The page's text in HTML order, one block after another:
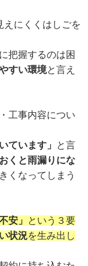
えにくくはしごを
把握するのは困
すい環境と言え
工事内容につい
ています」 と言
おくと雨漏りにな
くなってしまう
安」 という３要
状況を生み出し